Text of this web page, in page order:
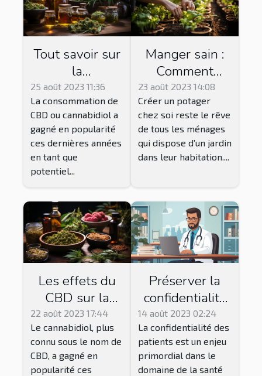
Tout savoir sur
la
consommation
du CBD
25 août 2023 11:36
La consommation de
CBD ou cannabidiol a
gagné en popularité
ces dernières années
en tant que
potentiel...
Manger sain :
Comment
réussir le
jardinage
Vegan pour
une récolte
abondante ?
23 août 2023 14:08
Créer un potager
chez soi reste le rêve
de tous les ménages
qui dispose d’un jardin
dans leur habitation....
Les effets du
CBD sur la
santé : ce que
dit la science
22 août 2023 17:44
Le cannabidiol, plus
connu sous le nom de
CBD, a gagné en
popularité ces
Préserver la
confidentialité
des patients
dans un
système de
télésecrétariat
14 août 2023 02:24
La confidentialité des
patients est un enjeu
primordial dans le
domaine de la santé